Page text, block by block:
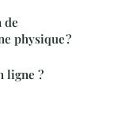
de
physique ?
ligne ?